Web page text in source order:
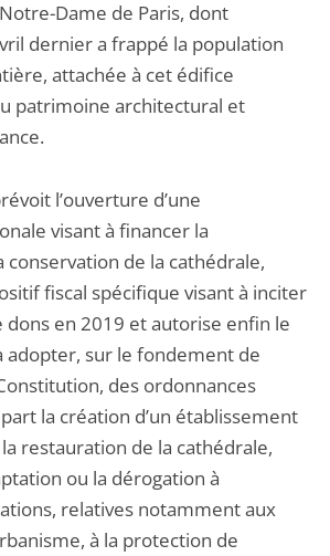
Dame de Paris, dont
dernier a frappé la population
attachée à cet édifice
patrimoine architectural et
l’ouverture d’une
visant à financer la
de la cathédrale,
fiscal spécifique visant à inciter
en 2019 et autorise enfin le
adopter, sur le fondement de
des ordonnances
la création d’un établissement
restauration de la cathédrale,
ou la dérogation à
relatives notamment aux
à la protection de